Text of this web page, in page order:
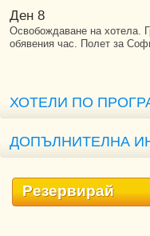
Ден 8
Освобождаване на хотела.
обявения час. Полет за
ХОТЕЛИ ПО
ДОПЪЛНИТЕЛНА
Резервирай